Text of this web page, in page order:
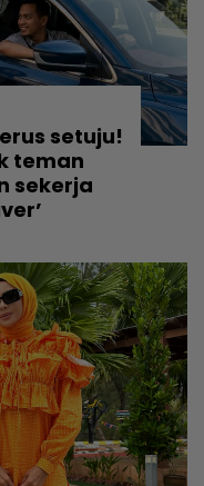
setuju!
teman
sekerja